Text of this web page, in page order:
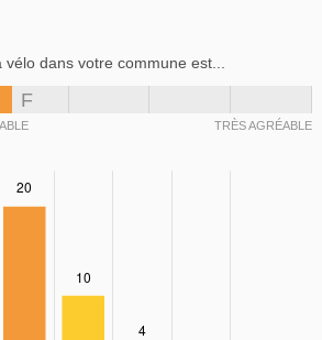
dans votre commune est...
F
TRÈS AGRÉABLE